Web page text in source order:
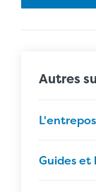
Autres
Guides et